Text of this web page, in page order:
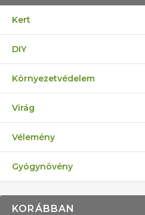
Kert
DIY
Környezetvédelem
Virág
Vélemény
Gyógynövény
KORÁBBAN